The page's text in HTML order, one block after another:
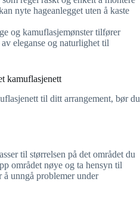
nyte hageanlegget uten å kaste
og kamuflasjemønster tilfører
eleganse og naturlighet til
kamuflasjenett
til ditt arrangement, bør du
til størrelsen på det området du
området nøye og ta hensyn til
unngå problemer under